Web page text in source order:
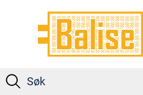
Søk